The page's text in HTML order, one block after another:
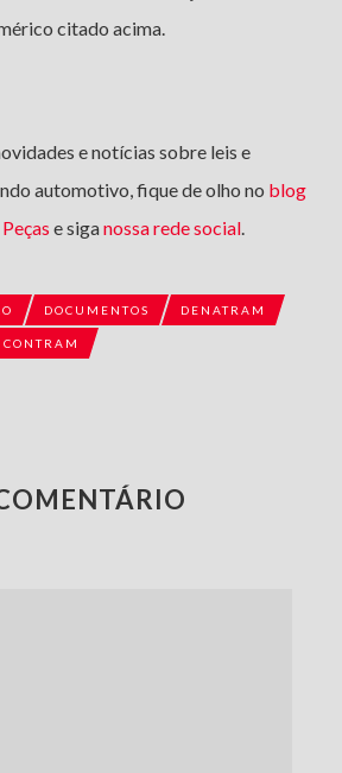
citado acima.
e notícias sobre leis e
automotivo, fique de olho no blog
e siganossa rede social.
DOCUMENTOS DENATRAM
CONTRAM